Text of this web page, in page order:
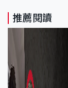
推薦閱讀